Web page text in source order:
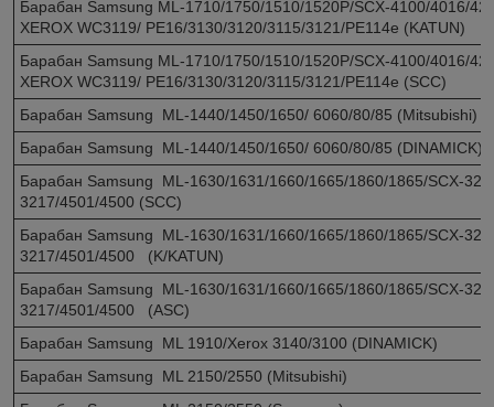
Барабан Samsung ML-1710/1750/1510/1520P/SCX-4100/4016/
XEROX WC3119/ РE16/3130/3120/3115/3121/PE114e (KATUN)
Барабан Samsung ML-1710/1750/1510/1520P/SCX-4100/4016/
XEROX WC3119/ РE16/3130/3120/3115/3121/PE114e (SCC)
Барабан Samsung ML-1440/1450/1650/ 6060/80/85 (Mitsubishi)
Барабан Samsung ML-1440/1450/1650/ 6060/80/85 (DINAMICK)
Барабан Samsung ML-1630/1631/1660/1665/1860/1865/SCX-
3217/4501/4500 (SCC)
Барабан Samsung ML-1630/1631/1660/1665/1860/1865/SCX-
3217/4501/4500 (K/KATUN)
Барабан Samsung ML-1630/1631/1660/1665/1860/1865/SCX-
3217/4501/4500 (ASC)
Барабан Samsung ML 1910/Xerox 3140/3100 (DINAMICK)
Барабан Samsung ML 2150/2550 (Mitsubishi)